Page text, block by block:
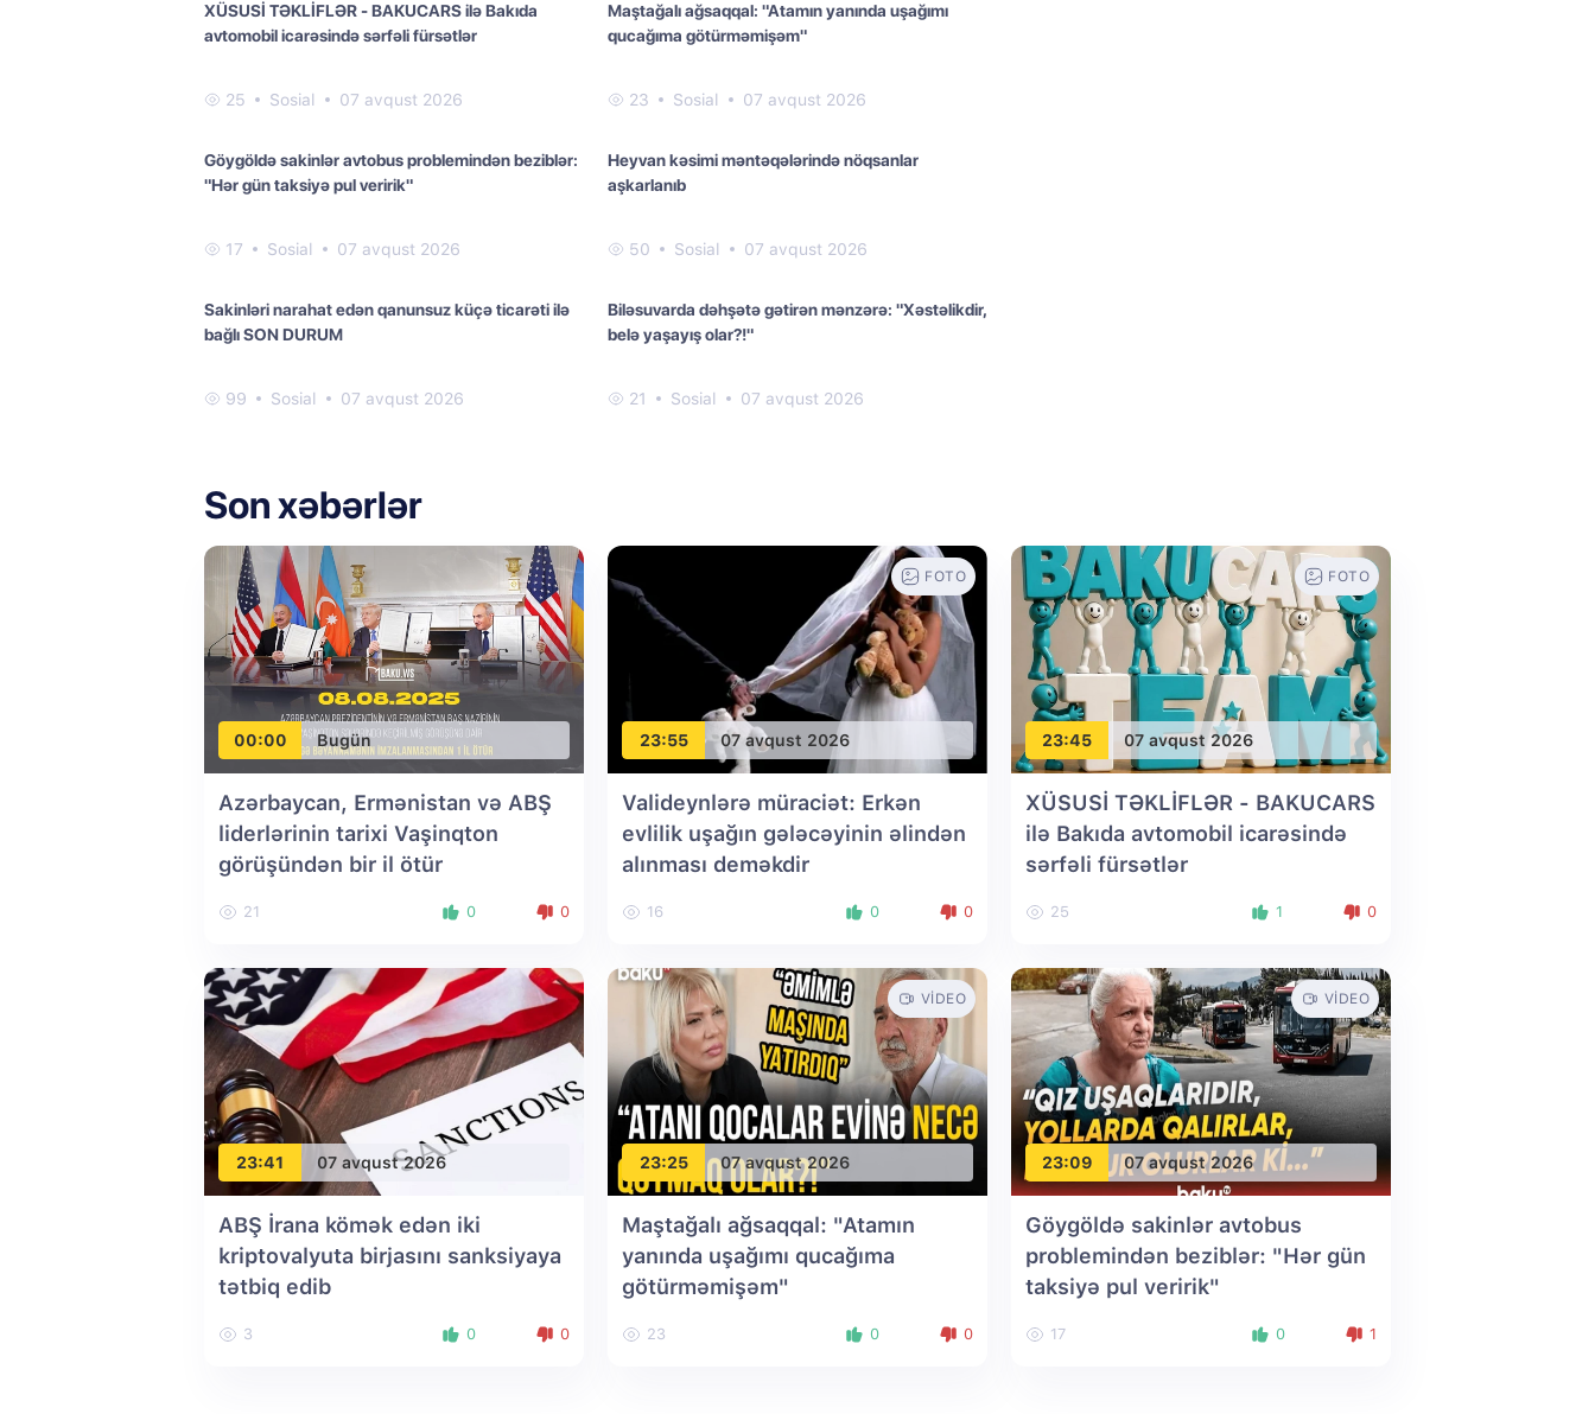
XÜSUSİ TƏKLİFLƏR - BAKUCARS ilə Bakıda
avtomobil icarəsində sərfəli fürsətlər
25 Sosial 07 avqust 2026
Maştağalı ağsaqqal: "Atamın yanında uşağımı
qucağıma götürməmişəm"
23 Sosial 07 avqust 2026
Göygöldə sakinlər avtobus problemindən beziblər:
"Hər gün taksiyə pul veririk"
17 Sosial 07 avqust 2026
Heyvan kəsimi məntəqələrində nöqsanlar
aşkarlanıb
50 Sosial 07 avqust 2026
Sakinləri narahat edən qanunsuz küçə ticarəti ilə
bağlı SON DURUM
99 Sosial 07 avqust 2026
Biləsuvarda dəhşətə gətirən mənzərə: "Xəstəlikdir,
belə yaşayış olar?!"
21 Sosial 07 avqust 2026
Son xəbərlər
00:00 Bugün
Azərbaycan, Ermənistan və ABŞ
liderlərinin tarixi Vaşinqton
görüşündən bir il ötür
21 0 0
23:55 07 avqust 2026
FOTO
Valideynlərə müraciət: Erkən
evlilik uşağın gələcəyinin əlindən
alınması deməkdir
16 0 0
23:45 07 avqust 2026
FOTO
XÜSUSİ TƏKLİFLƏR - BAKUCARS
ilə Bakıda avtomobil icarəsində
sərfəli fürsətlər
25 1 0
23:41 07 avqust 2026
ABŞ İrana kömək edən iki
kriptovalyuta birjasını sanksiyaya
tətbiq edib
3 0 0
23:25 07 avqust 2026
VIDEO
Maştağalı ağsaqqal: "Atamın
yanında uşağımı qucağıma
götürməmişəm"
23 0 0
23:09 07 avqust 2026
VIDEO
Göygöldə sakinlər avtobus
problemindən beziblər: "Hər gün
taksiyə pul veririk"
17 0 1